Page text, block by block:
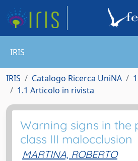
IRIS
IRIS Catalogo Ricerca UniNA
1.1 Articolo in rivista
Warning signs in the
class III malocclusion
MARTINA, ROBERTO